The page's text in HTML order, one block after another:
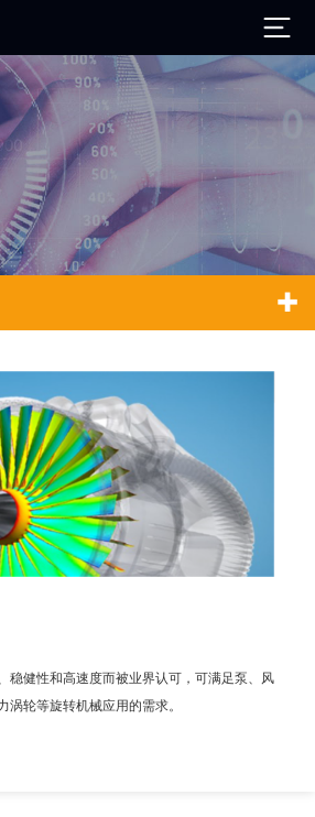
稳健性和高速度而被业界认可，可满足泵、风
涡轮等旋转机械应用的需求。